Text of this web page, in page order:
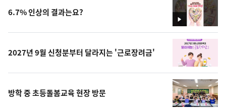
영
상
6.7% 인상의 결과는요?
2027년 9월 신청분부터 달라지는 '근로장려금'
방학 중 초등돌봄교육 현장 방문